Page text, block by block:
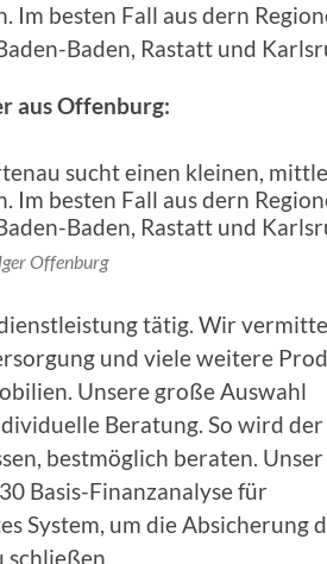
besten Fall aus dern
Baden, Rastatt und
aus Offenburg:
Offenburg
tätig. Wir
und viele weitere
Unsere große Auswahl
Beratung. So wird der
bestmöglich beraten. Unser
Basis-Finanzanalyse für
System, um die Absicherung
schließen.